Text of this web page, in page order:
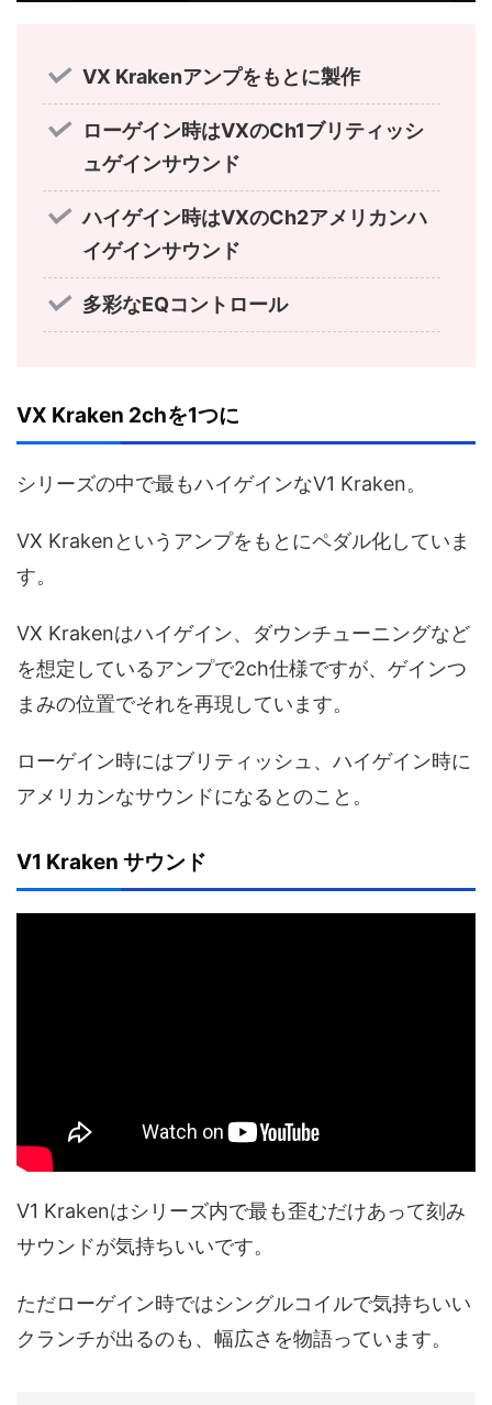
VX Krakenアンプをもとに製作
ローゲイン時はVXのCh1ブリティッシ
ュゲインサウンド
ハイゲイン時はVXのCh2アメリカンハ
イゲインサウンド
多彩なEQコントロール
VX Kraken 2chを1つに
シリーズの中で最もハイゲインなV1 Kraken。
VX Krakenというアンプをもとにペダル化していま
す。
VX Krakenはハイゲイン、ダウンチューニングなど
を想定しているアンプで2ch仕様ですが、ゲインつ
まみの位置でそれを再現しています。
ローゲイン時にはブリティッシュ、ハイゲイン時に
アメリカンなサウンドになるとのこと。
V1 Kraken サウンド
V1 Krakenはシリーズ内で最も歪むだけあって刻み
サウンドが気持ちいいです。
ただローゲイン時ではシングルコイルで気持ちいい
クランチが出るのも、幅広さを物語っています。